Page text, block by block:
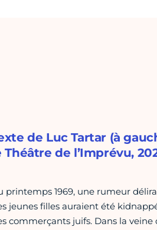
de Luc Tartar (à
Théâtre de l’Imprévu,
printemps 1969, une rumeur
jeunes filles auraient été
commerçants juifs. Dans la